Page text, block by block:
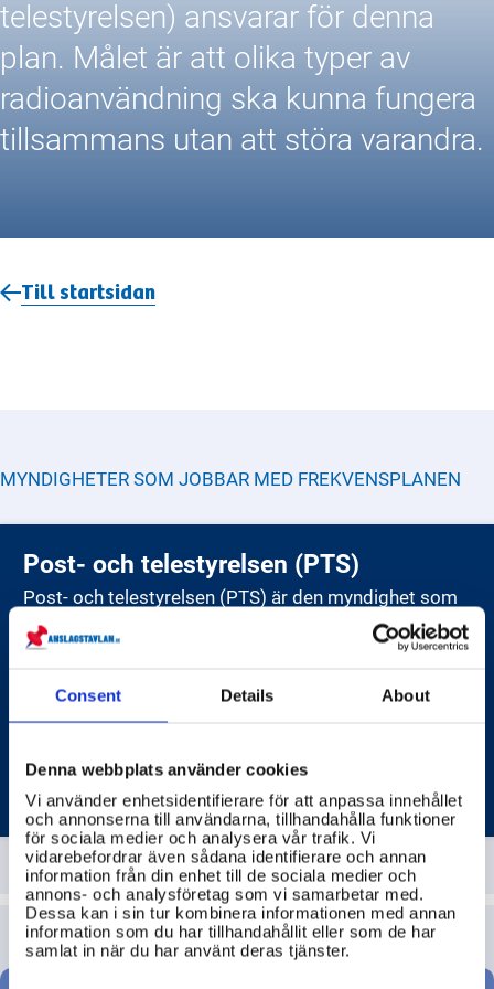
Consent Details About
Denna webbplats använder cookies
Vi använder enhetsidentifierare för att anpassa innehållet
och annonserna till användarna, tillhandahålla funktioner
för sociala medier och analysera vår trafik. Vi
vidarebefordrar även sådana identifierare och annan
information från din enhet till de sociala medier och
annons- och analysföretag som vi samarbetar med.
Dessa kan i sin tur kombinera informationen med annan
information som du har tillhandahållit eller som de har
samlat in när du har använt deras tjänster.
telestyrelsen) ansvarar för denna
plan. Målet är att olika typer av
radioanvändning ska kunna fungera
tillsammans utan att störa varandra.
Till startsidan
MYNDIGHETER SOM JOBBAR MED FREKVENSPLANEN
Post- och telestyrelsen (PTS)
Post- och telestyrelsen (PTS) är den myndighet som
har ansvaret för att övervaka elektronisk
kommunikation och post i Sverige. Begreppet
telekommunikation, IT och radio. PTS främjar en
och beskriver marknaden, informerar och dialogar för
att säkerställa att samhällets behov möts.
PTS stödjer Försvarsmakten och det civila samhället
reglerna. De följer utvecklingen på marknaden,
säkerställer konkurrens, och ser till att elektroniska
kommunikations- och posttjänster är tillgängliga för
alla. PTS övervakar också banker för att säkerställa
tillgång till kontanter och grundläggande
betaltjänster. PTS är också tillsynsmyndighet för
säkerhetskänslig verksamhet inom elektronisk
kommunikation och post.
POST- OCH TELESTYRELSEN (PTS)